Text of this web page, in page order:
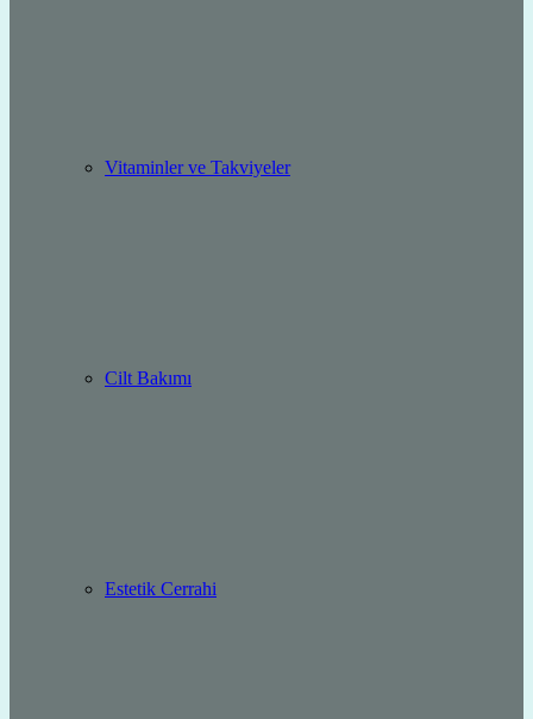
Vitaminler ve Takviyeler
Cilt Bakımı
Estetik Cerrahi